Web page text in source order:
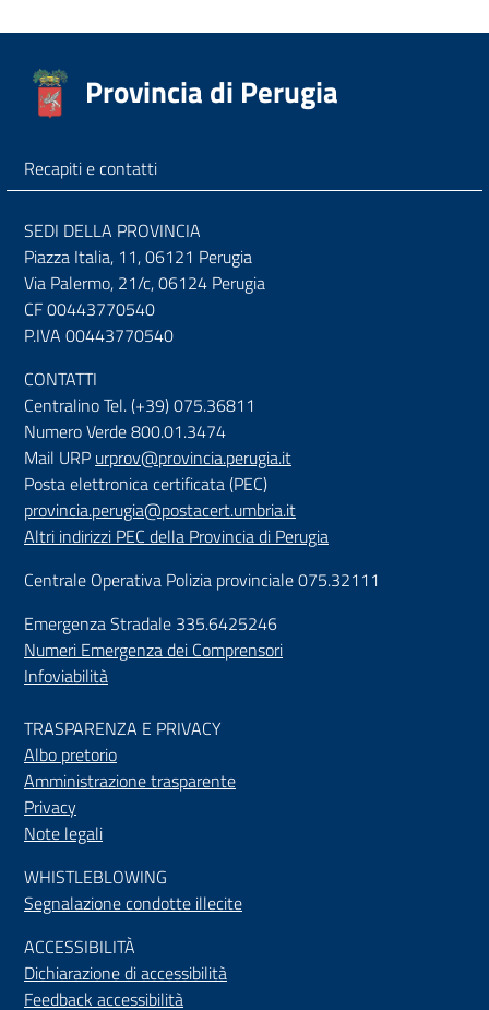
Provincia di Perugia
Recapiti e contatti
SEDI DELLA PROVINCIA
Piazza Italia, 11, 06121 Perugia
Via Palermo, 21/c, 06124 Perugia
CF 00443770540
P.IVA 00443770540
CONTATTI
Centralino Tel. (+39) 075.36811
Numero Verde 800.01.3474
Mail URP urprov@provincia.perugia.it
Posta elettronica certificata (PEC)
provincia.perugia@postacert.umbria.it
Altri indirizzi PEC della Provincia di Perugia
Centrale Operativa Polizia provinciale 075.32111
Emergenza Stradale 335.6425246
Numeri Emergenza dei Comprensori
Infoviabilità
TRASPARENZA E PRIVACY
Albo pretorio
Amministrazione trasparente
Privacy
Note legali
WHISTLEBLOWING
Segnalazione condotte illecite
ACCESSIBILITÀ
Dichiarazione di accessibilità
Feedback accessibilità